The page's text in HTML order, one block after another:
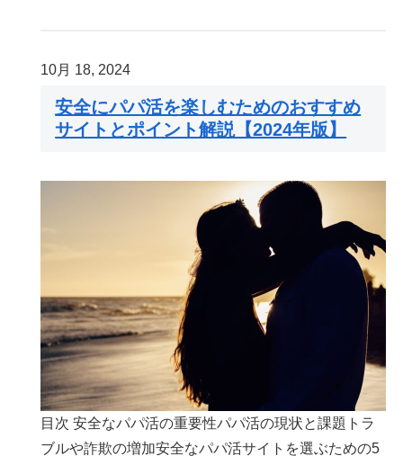
10月 18, 2024
安全にパパ活を楽しむためのおすすめ
サイトとポイント解説【2024年版】
目次 安全なパパ活の重要性パパ活の現状と課題トラ
ブルや詐欺の増加安全なパパ活サイトを選ぶための5